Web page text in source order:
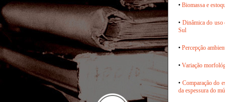
• Biomassa e
• Dinâmica do uso
Sul
• Percepção
• Variação
• Comparação do
da espessura do